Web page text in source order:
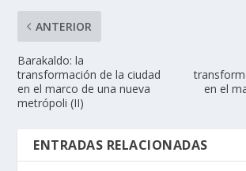
ANTERIOR
Barakaldo: la
transformación de la ciudad
en el marco de una nueva
metrópoli (II)
en el
ENTRADAS RELACIONADAS